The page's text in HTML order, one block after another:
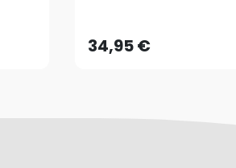
34,95 €AJOUTER AU PANIER